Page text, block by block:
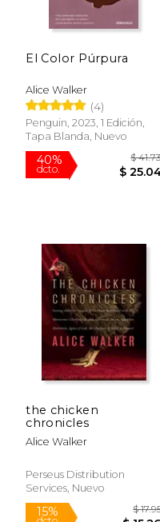
15%
dcto. $
El Color Púrpura
Alice Walker
(4)
Penguin, 2023, 1 Edición,
Tapa Blanda, Nuevo
the chicken
chronicles
Alice Walker
Perseus Distribution
Services, Nuevo